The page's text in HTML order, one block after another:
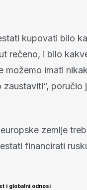
kupovati bilo
rečeno, i bilo
možemo imati
zaustaviti“, poručio
zemlje
financirati
i globalni odnosi